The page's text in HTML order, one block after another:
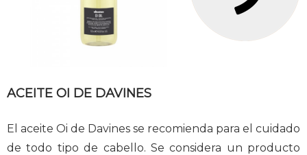
ACEITE OI DE DAVINES
El aceite Oi de Davines se recomienda para el cuidado
de todo tipo de cabello. Se considera un producto